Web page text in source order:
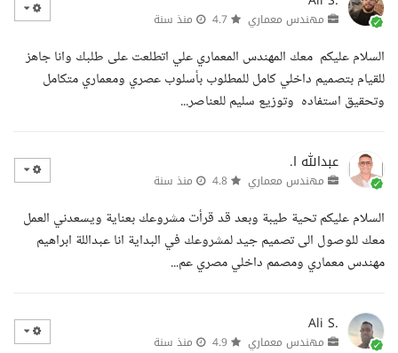
مهندس معماري منذ سنة
السلام عليكم معك المهندس المعماري علي اتطلعت على طلبك وانا جاهز
للقيام بتصميم داخلي كامل للمطلوب بأسلوب عصري ومعماري متكامل
وتحقيق استفاده وتوزيع سليم للعناصر...
عبدالله ا.
مهندس معماري منذ سنة
السلام عليكم تحية طيبة وبعد قد قرأت مشروعك بعناية ويسعدني العمل
معك للوصول الى تصميم جيد لمشروعك في البداية انا عبداللة ابراهيم
مهندس معماري ومصمم داخلي مصري عم...
Ali S.
مهندس معماري منذ سنة